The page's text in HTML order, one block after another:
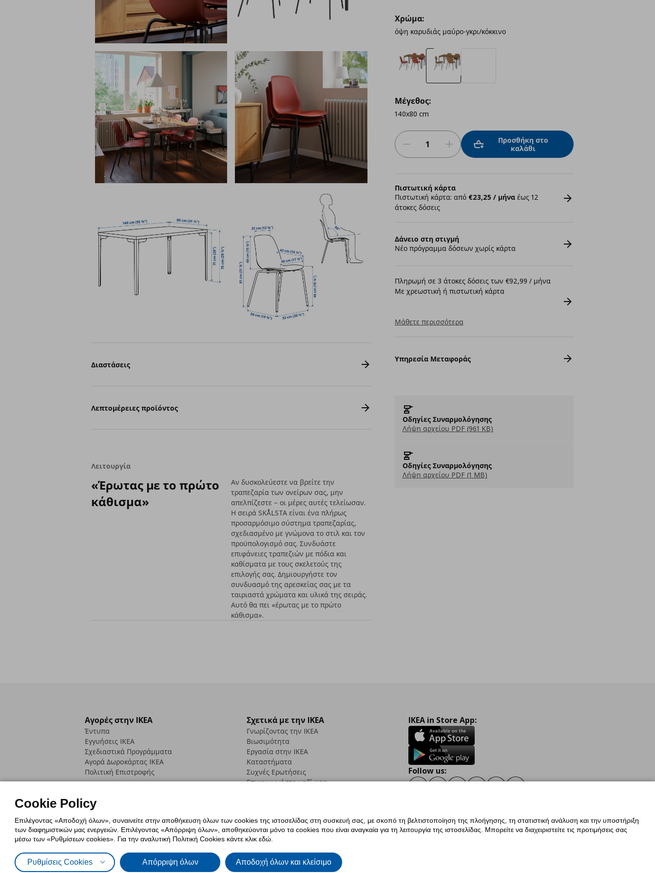
Χρώμα:
όψη καρυδιάς μαύρο-γκρι/κόκκινο
Μέγεθος:
140x80 cm
Προσθήκη στο
καλάθι
Πιστωτική κάρτα
Πιστωτική κάρτα: από €23,25 / μήναέως 12
άτοκες δόσεις
Δάνειο στη στιγμή
Νέο πρόγραμμα δόσεων χωρίς κάρτα
Πληρωμή σε 3 άτοκες δόσεις των €92,99 / μήνα
Με χρεωστική ή πιστωτική κάρτα
Μάθετε περισσότερα
Υπηρεσία Μεταφοράς
Οδηγίες Συναρμολόγησης
Λήψη αρχείου PDF (961 KB)
Οδηγίες Συναρμολόγησης
Λήψη αρχείου PDF (1 MB)
Διαστάσεις
Λεπτομέρειες προϊόντος
Λειτουργία
«Έρωτας με το πρώτο
κάθισμα»
Αν δυσκολεύεστε να βρείτε την
τραπεζαρία των ονείρων σας, μην
απελπίζεστε – οι μέρες αυτές τελείωσαν.
Η σειρά SKÅLSTA είναι ένα πλήρως
προσαρμόσιμο σύστημα τραπεζαρίας,
σχεδιασμένο με γνώμονα το στιλ και τον
προϋπολογισμό σας. Συνδυάστε
επιφάνειες τραπεζιών με πόδια και
καθίσματα με τους σκελετούς της
επιλογής σας. Δημιουργήστε τον
συνδυασμό της αρεσκείας σας με τα
ταιριαστά χρώματα και υλικά της σειράς.
Αυτό θα πει «έρωτας με το πρώτο
κάθισμα».
Αγορές στην IKEA
Έντυπα
Εγγυήσεις IKEA
Σχεδιαστικά Προγράμματα
Αγορά Δωρoκάρτας IKEA
Πολιτική Επιστροφής
Σχετικά με την IKEA
Γνωρίζοντας την IKEA
Βιωσιμότητα
Εργασία στην IKEA
Καταστήματα
Συχνές Ερωτήσεις
Επικοινωνήστε μαζί μας
IKEA in Store App:
Follow us:
Πολιτική Cookies Δήλωση ψηφιακής προσβασιμότητας
Γενική Πολιτική Προσωπικών Δεδομένων
Cookie Policy
Επιλέγοντας «Αποδοχή όλων», συναινείτε στην αποθήκευση όλων των cookies της ιστοσελίδας στη συσκευή σας, με σκοπό τη βελτιστοποίηση της πλοήγησης, τη στατιστική ανάλυση και την υποστήριξη
των διαφημιστικών μας ενεργειών. Επιλέγοντας «Απόρριψη όλων», αποθηκεύονται μόνο τα cookies που είναι αναγκαία για τη λειτουργία της ιστοσελίδας. Μπορείτε να διαχειριστείτε τις προτιμήσεις σας
μέσω των «Ρυθμίσεων cookies». Για την αναλυτική Πολιτική Cookies κάντε κλικ εδώ.
Ρυθμίσεις Cookies Απόρριψη όλων Αποδοχή όλων και κλείσιμο